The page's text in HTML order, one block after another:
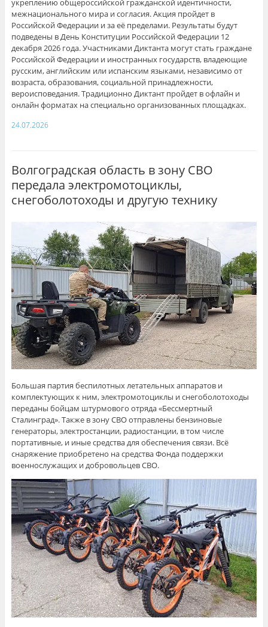
укреплению общероссийской гражданской идентичности,
межнационального мира и согласия. Акция пройдет в
Российской Федерации и за её пределами. Результаты будут
подведены в День Конституции Российской Федерации 12
декабря 2026 года. Участниками Диктанта могут стать граждане
Российской Федерации и иностранных государств, владеющие
русским, английским или испанским языками, независимо от
возраста, образования, социальной принадлежности,
вероисповедания. Традиционно Диктант пройдет в офлайн и
онлайн форматах на специально организованных площадках.
24.07.2026
Волгоградская область в зону СВО
передала электромотоциклы,
снегоболотоходы и другую технику
Большая партия беспилотных летательных аппаратов и
комплектующих к ним, электромотоциклы и снегоболотоходы
переданы бойцам штурмового отряда «Бессмертный
Сталинград». Также в зону СВО отправлены бензиновые
генераторы, электростанции, радиостанции, в том числе
портативные, и иные средства для обеспечения связи. Всё
снаряжение приобретено на средства Фонда поддержки
военнослужащих и добровольцев СВО.